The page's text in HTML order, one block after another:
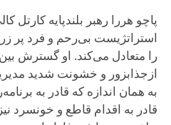
پاچو هررا رهبر بلندپایه
استراتژیست بی‌رحم و فرد پر
را متعادل می‌کند. او گسترش
ازجذابزور و خشونت شدید
به همان اندازه که قادر به
قادر به اقدام قاطع و